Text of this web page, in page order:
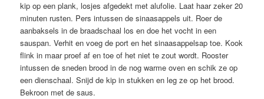
kip op een plank, losjes afgedekt met alufolie. Laat haar zeker 20
minuten rusten. Pers intussen de sinaasappels uit. Roer de
aanbaksels in de braadschaal los en doe het vocht in een
sauspan. Verhit en voeg de port en het sinaasappelsap toe. Kook
flink in maar proef af en toe of het niet te zout wordt. Rooster
intussen de sneden brood in de nog warme oven en schik ze op
een dienschaal. Snijd de kip in stukken en leg ze op het brood.
Bekroon met de saus.